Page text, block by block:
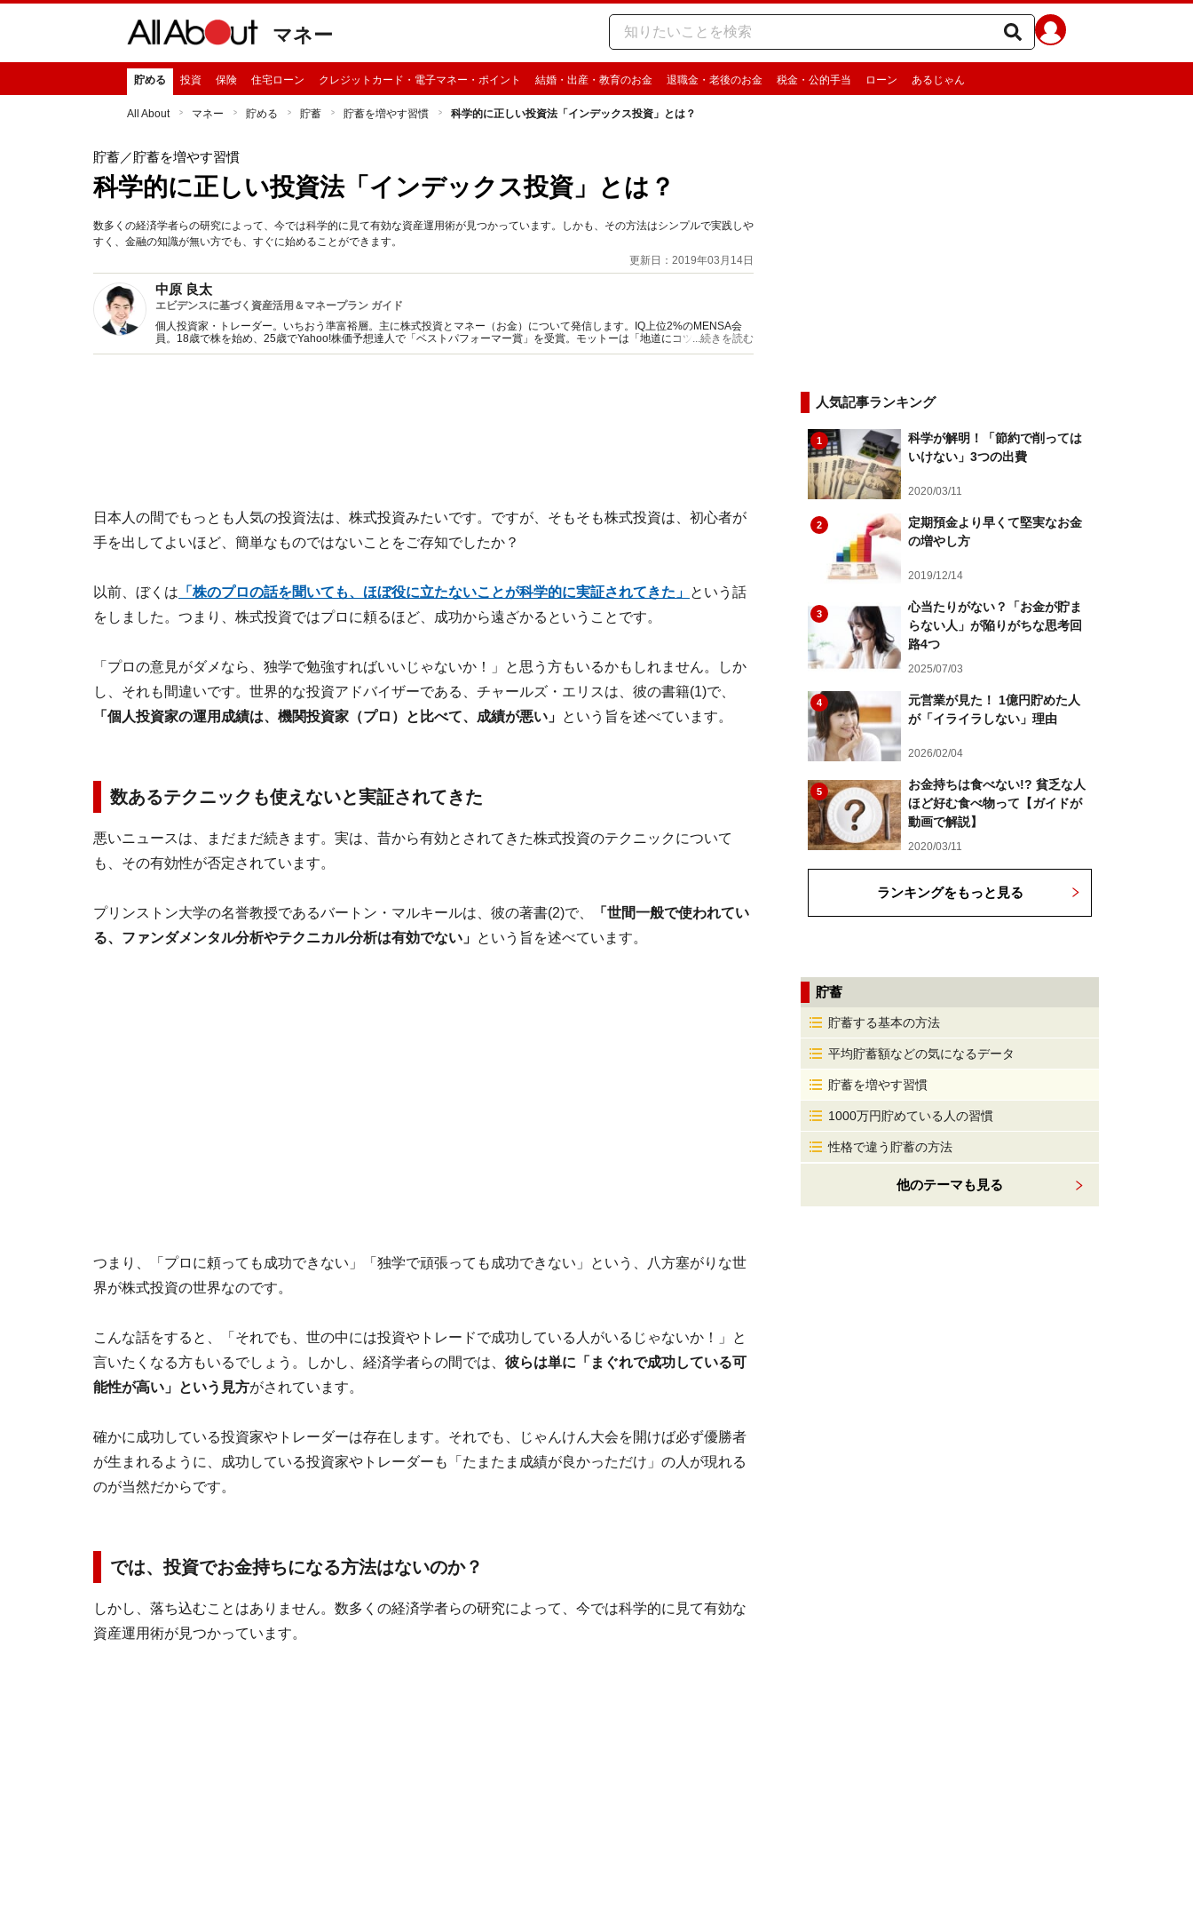
マネー
貯める 投資 保険 住宅ローン クレジットカード・電子マネー・ポイント 結婚・出産・教育のお金 退職金・老後のお金 税金・公的手当 ローン あるじゃん
All About マネー 貯める 貯蓄 貯蓄を増やす習慣 科学的に正しい投資法「インデックス投資」とは？
貯蓄／貯蓄を増やす習慣
科学的に正しい投資法「インデックス投資」とは？
数多くの経済学者らの研究によって、今では科学的に見て有効な資産運用術が見つかっています。しかも、その方法はシンプルで実践しや
すく、金融の知識が無い方でも、すぐに始めることができます。
更新日：2019年03月14日
中原 良太
エビデンスに基づく資産活用＆マネープラン ガイド
個人投資家・トレーダー。いちおう準富裕層。主に株式投資とマネー（お金）について発信します。IQ上位2%のMENSA会
員。18歳で株を始め、25歳でYahoo!株価予想達人で「ベストパフォーマー賞」を受賞。モットーは「地道にコツコツ」。メ
ルマガ『株式予報』を毎日発行。年間300万通以上を配信。ルービックキューブ大好き。
...続きを読む
日本人の間でもっとも人気の投資法は、株式投資みたいです。ですが、そもそも株式投資は、初心者が
手を出してよいほど、簡単なものではないことをご存知でしたか？
以前、ぼくは 「株のプロの話を聞いても、ほぼ役に立たないことが科学的に実証されてきた」 という話
をしました。つまり、株式投資ではプロに頼るほど、成功から遠ざかるということです。
「プロの意見がダメなら、独学で勉強すればいいじゃないか！」と思う方もいるかもしれません。しか
し、それも間違いです。世界的な投資アドバイザーである、チャールズ・エリスは、彼の書籍(1)で、
「個人投資家の運用成績は、機関投資家（プロ）と比べて、成績が悪い」 という旨を述べています。
数あるテクニックも使えないと実証されてきた
悪いニュースは、まだまだ続きます。実は、昔から有効とされてきた株式投資のテクニックについて
も、その有効性が否定されています。
プリンストン大学の名誉教授であるバートン・マルキールは、彼の著書(2)で、
「世間一般で使われてい
る、ファンダメンタル分析やテクニカル分析は有効でない」 という旨を述べています。
つまり、「プロに頼っても成功できない」「独学で頑張っても成功できない」という、八方塞がりな世
界が株式投資の世界なのです。
こんな話をすると、「それでも、世の中には投資やトレードで成功している人がいるじゃないか！」と
言いたくなる方もいるでしょう。しかし、経済学者らの間では、 彼らは単に「まぐれで成功している可
能性が高い」という見方がされています。
確かに成功している投資家やトレーダーは存在します。それでも、じゃんけん大会を開けば必ず優勝者
が生まれるように、成功している投資家やトレーダーも「たまたま成績が良かっただけ」の人が現れる
のが当然だからです。
では、投資でお金持ちになる方法はないのか？
しかし、落ち込むことはありません。数多くの経済学者らの研究によって、今では科学的に見て有効な
資産運用術が見つかっています。
人気記事ランキング
1
科学が解明！「節約で削っては
いけない」3つの出費
2020/03/11
2
定期預金より早くて堅実なお金
の増やし方
2019/12/14
3
心当たりがない？「お金が貯ま
らない人」が陥りがちな思考回
路4つ
2025/07/03
4
元営業が見た！ 1億円貯めた人
が「イライラしない」理由
2026/02/04
5
お金持ちは食べない!? 貧乏な人
ほど好む食べ物って【ガイドが
動画で解説】
2020/03/11
ランキングをもっと見る
貯蓄
貯蓄する基本の方法
平均貯蓄額などの気になるデータ
貯蓄を増やす習慣
1000万円貯めている人の習慣
性格で違う貯蓄の方法
他のテーマも見る